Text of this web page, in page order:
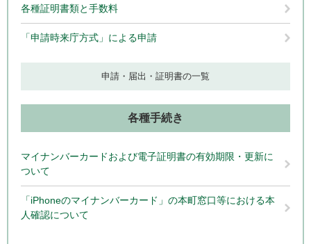
各種証明書類と手数料
「申請時来庁方式」による申請
申請・届出・証明書の一覧
各種手続き
マイナンバーカードおよび電子証明書の有効期限・更新に
ついて
「iPhoneのマイナンバーカード」の本町窓口等における本
人確認について